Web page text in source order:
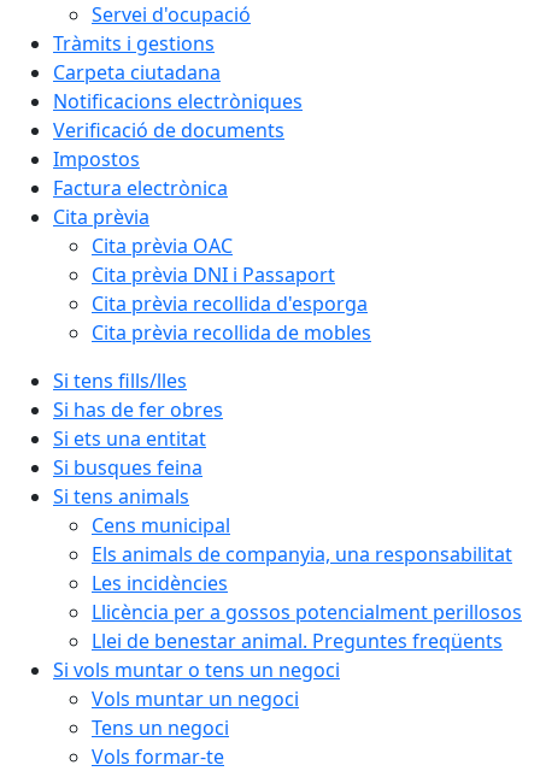
Servei d'ocupació
Tràmits i gestions
Carpeta ciutadana
Notificacions electròniques
Verificació de documents
Impostos
Factura electrònica
Cita prèvia
Cita prèvia OAC
Cita prèvia DNI i Passaport
Cita prèvia recollida d'esporga
Cita prèvia recollida de mobles
Si tens fills/lles
Si has de fer obres
Si ets una entitat
Si busques feina
Si tens animals
Cens municipal
Els animals de companyia, una responsabilitat
Les incidències
Llicència per a gossos potencialment perillosos
Llei de benestar animal. Preguntes freqüents
Si vols muntar o tens un negoci
Vols muntar un negoci
Tens un negoci
Vols formar-te